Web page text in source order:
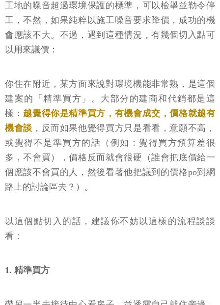
工地的噪音超過環境保護的標準，可以檢舉並勒令停
工，不然，如果純粹以施工噪音要求降價，成功的機
會應該不大。不過，遇到這種情況，有幾個切入點可
以用來議價：
你住在附近，某方面來說對環境機能非常熟，是這個
建案的「精準買方」。大部分的建商和代銷都是這
樣： 越覺得你是精準買方，有機會成交，價格就越有
機會談 ，反而如果他覺得買方只是看看，意願不高，
或覺得不是準買方的話（例如：覺得買方預算差很
多，不會買），價格反而就會很硬（誰會把底價給一
個應該不會買的人，然後看著他把議到的價格po到網
路上的討論區去？）。
以這個點切入的話，建議你不妨以這樣的流程談談
看：
1. 精準買方